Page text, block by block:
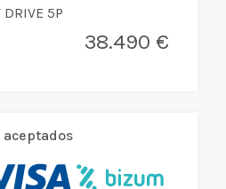
DRIVE 5P
38.490 €
aceptados